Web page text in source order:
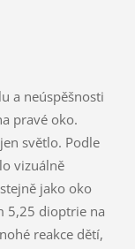
a neúspěšnosti
pravé oko.
světlo. Podle
vizuálně
jako oko
5,25 dioptrie na
reakce dětí,